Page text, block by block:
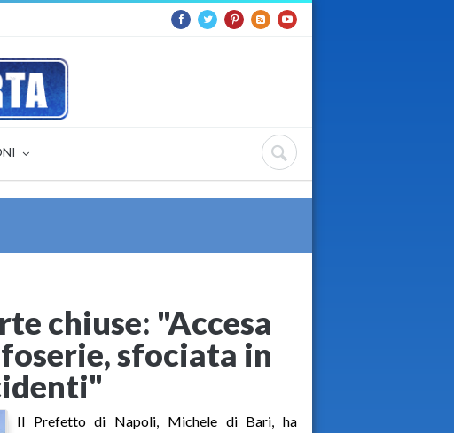
chiuse: "Accesa
sfociata in
Il Prefetto di Napoli, Michele di Bari, ha